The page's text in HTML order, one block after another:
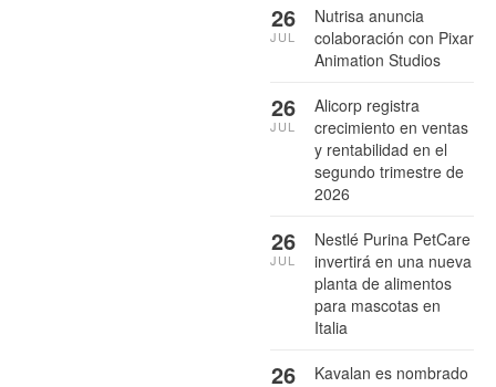
Nutrisa anuncia
colaboración con Pixar
Animation Studios
26
JUL
Alicorp registra
crecimiento en ventas
y rentabilidad en el
segundo trimestre de
2026
26
JUL
Nestlé Purina PetCare
invertirá en una nueva
planta de alimentos
para mascotas en
Italia
26
JUL
Kavalan es nombrado
26